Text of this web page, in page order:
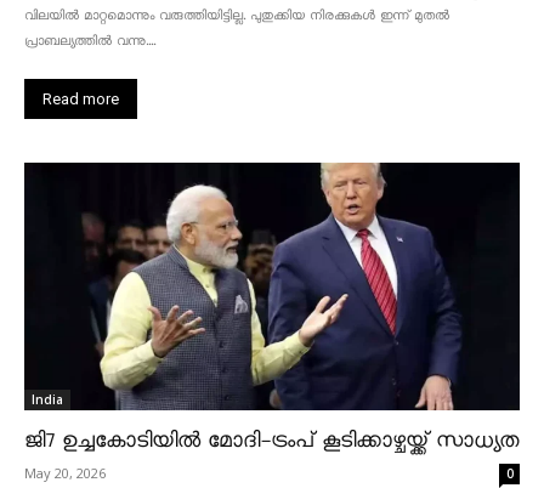
വിലയിൽ മാറ്റമൊന്നും വരുത്തിയിട്ടില്ല. പുതുക്കിയ നിരക്കുകൾ ഇന്ന് മുതൽ
പ്രാബല്യത്തിൽ വന്നു....
Read more
India
ജി7 ഉച്ചകോടിയിൽ മോദി-ട്രംപ് കൂടിക്കാഴ്ചയ്ക്ക് സാധ്യത
May 20, 2026 0